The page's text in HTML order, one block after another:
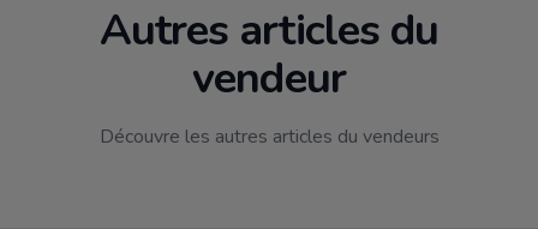
Autres articles du
vendeur
Découvre les autres articles du vendeurs